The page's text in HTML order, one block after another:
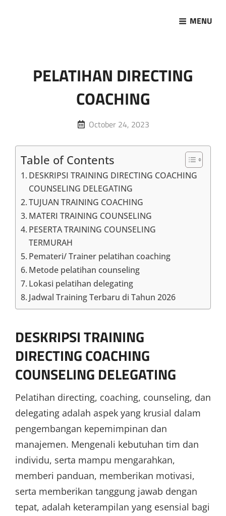
MENU
PELATIHAN DIRECTING
COACHING
Posted
October 24, 2023
Table of Contents
DESKRIPSI TRAINING DIRECTING COACHING
COUNSELING DELEGATING
TUJUAN TRAINING COACHING
MATERI TRAINING COUNSELING
PESERTA TRAINING COUNSELING
TERMURAH
Pemateri/ Trainer pelatihan coaching
Metode pelatihan counseling
Lokasi pelatihan delegating
Jadwal Training Terbaru di Tahun 2026
DESKRIPSITRAINING
DIRECTING COACHING
COUNSELING DELEGATING
Pelatihan directing, coaching, counseling, dan
delegating adalah aspek yang krusial dalam
pengembangan kepemimpinan dan
manajemen. Mengenali kebutuhan tim dan
individu, serta mampu mengarahkan,
memberi panduan, memberikan motivasi,
serta memberikan tanggung jawab dengan
tepat, adalah keterampilan yang esensial bagi